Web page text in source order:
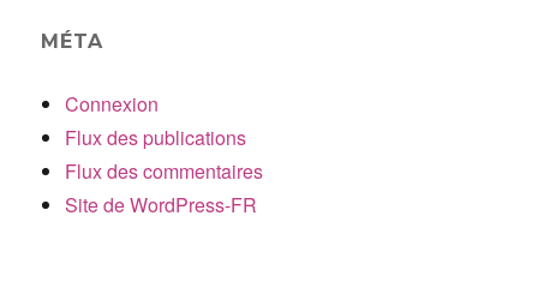
MÉTA
Connexion
Flux des publications
Flux des commentaires
Site de WordPress-FR